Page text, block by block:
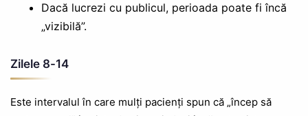
Dacă lucrezi cu publicul, perioada poate fi încă
„vizibilă”.
Zilele 8-14
Este intervalul în care mulți pacienți spun că „încep să